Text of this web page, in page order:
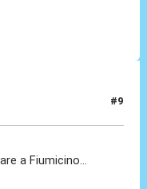
#9
a Fiumicino...